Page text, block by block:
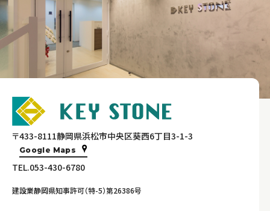
〒433-8111静岡県浜松市中央区葵西6丁目3-1-3
Google Maps
TEL.053-430-6780
建設業静岡県知事許可（特-5）第26386号